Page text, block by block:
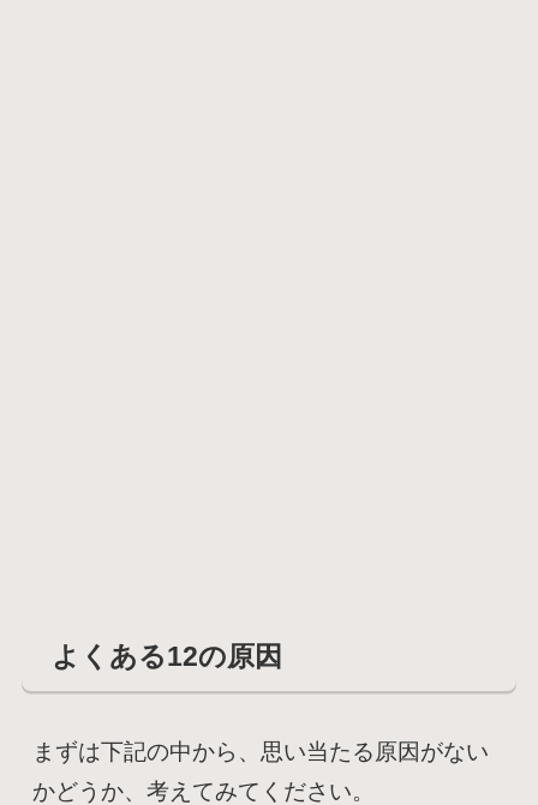
よくある12の原因
まずは下記の中から、思い当たる原因がない
かどうか、考えてみてください。